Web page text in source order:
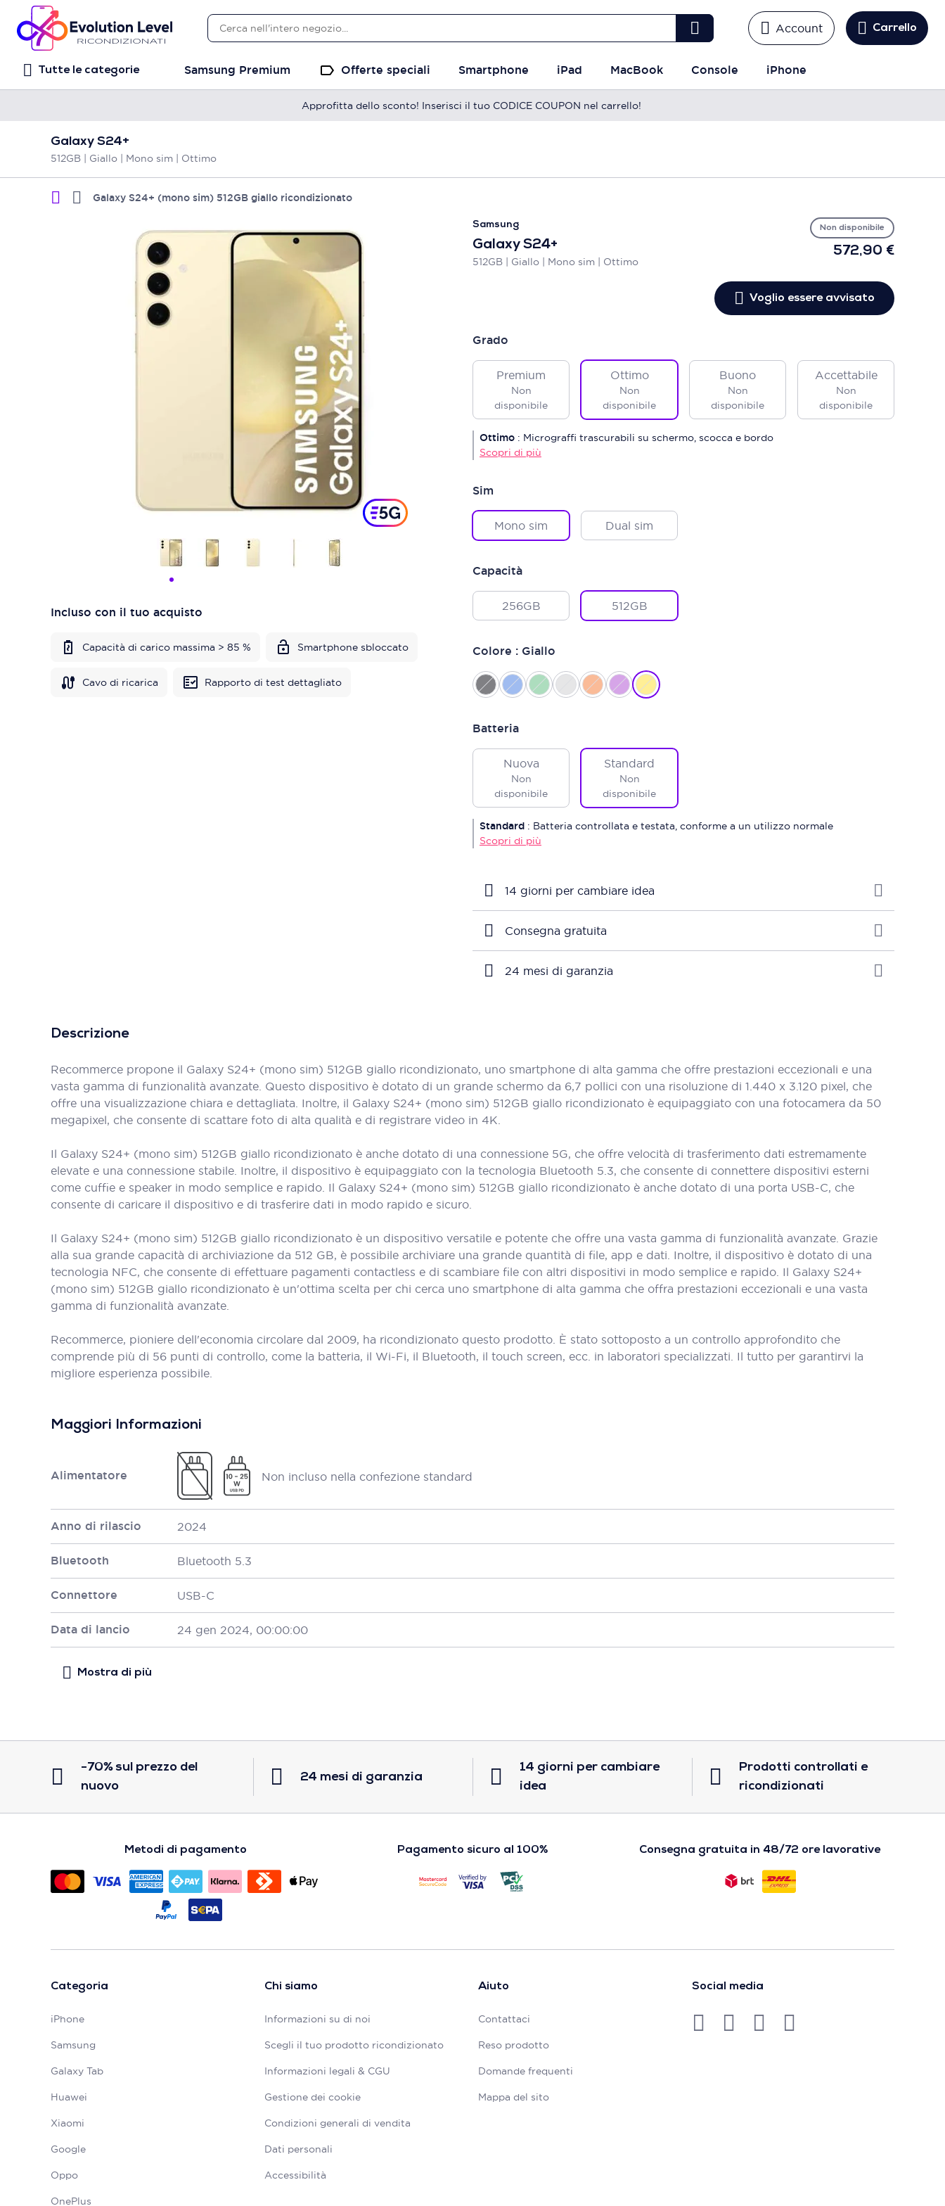
Account Carrello
Tutte le categorie Samsung Premium Offerte speciali Smartphone iPad MacBook Console iPhone
Approfitta dello sconto! Inserisci il tuo CODICE COUPON nel carrello!
Galaxy S24+
512GB | Giallo | Mono sim | Ottimo
Galaxy S24+ (mono sim) 512GB giallo ricondizionato
Samsung
Galaxy S24+
512GB | Giallo | Mono sim | Ottimo
Non disponibile
Incluso con il tuo acquisto
Capacità di carico massima > 85 % Smartphone sbloccato
Cavo di ricarica Rapporto di test dettagliato
572,90 €
Voglio essere avvisato
Grado
Premium
Non
disponibile
Ottimo
Non
disponibile
Buono
Non
disponibile
Accettabile
Non
disponibile
Ottimo : Micrograffi trascurabili su schermo, scocca e bordo
Scopri di più
Sim
Mono sim Dual sim
Capacità
256GB 512GB
Colore : Giallo
Batteria
Nuova
Non
disponibile
Standard
Non
disponibile
Standard : Batteria controllata e testata, conforme a un utilizzo normale
Scopri di più
14 giorni per cambiare idea
Consegna gratuita
24 mesi di garanzia
Descrizione
Recommerce propone il Galaxy S24+ (mono sim) 512GB giallo ricondizionato, uno smartphone di alta gamma che offre prestazioni eccezionali e una
vasta gamma di funzionalità avanzate. Questo dispositivo è dotato di un grande schermo da 6,7 pollici con una risoluzione di 1.440 x 3.120 pixel, che
offre una visualizzazione chiara e dettagliata. Inoltre, il Galaxy S24+ (mono sim) 512GB giallo ricondizionato è equipaggiato con una fotocamera da 50
megapixel, che consente di scattare foto di alta qualità e di registrare video in 4K.
Il Galaxy S24+ (mono sim) 512GB giallo ricondizionato è anche dotato di una connessione 5G, che offre velocità di trasferimento dati estremamente
elevate e una connessione stabile. Inoltre, il dispositivo è equipaggiato con la tecnologia Bluetooth 5.3, che consente di connettere dispositivi esterni
come cuffie e speaker in modo semplice e rapido. Il Galaxy S24+ (mono sim) 512GB giallo ricondizionato è anche dotato di una porta USB-C, che
consente di caricare il dispositivo e di trasferire dati in modo rapido e sicuro.
Il Galaxy S24+ (mono sim) 512GB giallo ricondizionato è un dispositivo versatile e potente che offre una vasta gamma di funzionalità avanzate. Grazie
alla sua grande capacità di archiviazione da 512 GB, è possibile archiviare una grande quantità di file, app e dati. Inoltre, il dispositivo è dotato di una
tecnologia NFC, che consente di effettuare pagamenti contactless e di scambiare file con altri dispositivi in modo semplice e rapido. Il Galaxy S24+
(mono sim) 512GB giallo ricondizionato è un'ottima scelta per chi cerca uno smartphone di alta gamma che offra prestazioni eccezionali e una vasta
gamma di funzionalità avanzate.
Recommerce, pioniere dell'economia circolare dal 2009, ha ricondizionato questo prodotto. È stato sottoposto a un controllo approfondito che
comprende più di 56 punti di controllo, come la batteria, il Wi-Fi, il Bluetooth, il touch screen, ecc. in laboratori specializzati. Il tutto per garantirvi la
migliore esperienza possibile.
Maggiori Informazioni
Alimentatore Non incluso nella confezione standard
Anno di rilascio 2024
Bluetooth Bluetooth 5.3
Connettore USB-C
Data di lancio 24 gen 2024, 00:00:00
-70% sul prezzo del
nuovo
24 mesi di garanzia
14 giorni per cambiare
idea
Prodotti controllati e
ricondizionati
Metodi di pagamento Pagamento sicuro al 100% Consegna gratuita in 48/72 ore lavorative
Categoria
iPhone
Samsung
Galaxy Tab
Huawei
Xiaomi
Google
Oppo
OnePlus
Chi siamo
Informazioni su di noi
Scegli il tuo prodotto ricondizionato
Informazioni legali & CGU
Gestione dei cookie
Condizioni generali di vendita
Dati personali
Accessibilità
Aiuto
Contattaci
Reso prodotto
Domande frequenti
Mappa del sito
Social media